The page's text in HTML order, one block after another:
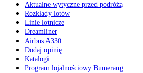
Aktualne wytyczne przed podróżą
Rozkłady lotów
Linie lotnicze
Dreamliner
Airbus A330
Dodaj opinię
Katalogi
Program lojalnościowy Bumerang